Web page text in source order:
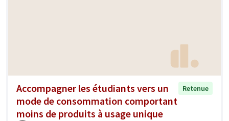
Accompagner les étudiants vers un
mode de consommation comportant
moins de produits à usage unique
Retenue